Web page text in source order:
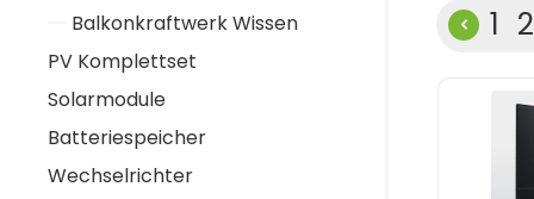
Balkonkraftwerk Wissen
PV Komplettset
Solarmodule
Batteriespeicher
Wechselrichter
1 2